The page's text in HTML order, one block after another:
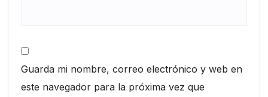
Guarda mi nombre, correo electrónico y web en
este navegador para la próxima vez que